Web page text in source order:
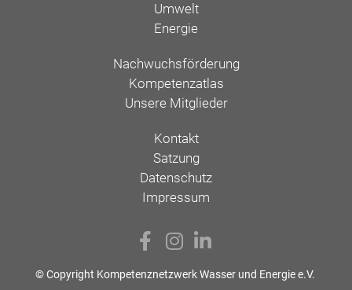
Umwelt
Energie
Nachwuchsförderung
Kompetenzatlas
Unsere Mitglieder
Kontakt
Satzung
Datenschutz
Impressum
© Copyright Kompetenznetzwerk Wasser und Energie e.V.